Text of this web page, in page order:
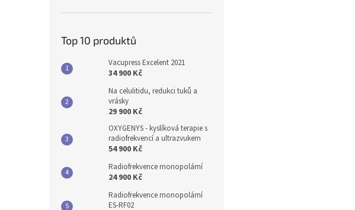
Top 10 produktů
Vacupress Excelent 2021
34 900 Kč
Na celulitidu, redukci tuků a
vrásky
29 900 Kč
OXYGENYS - kyslíková terapie s
radiofrekvencí a ultrazvukem
54 900 Kč
Radiofrekvence monopolární
24 900 Kč
Radiofrekvence monopolární
ES-RF02